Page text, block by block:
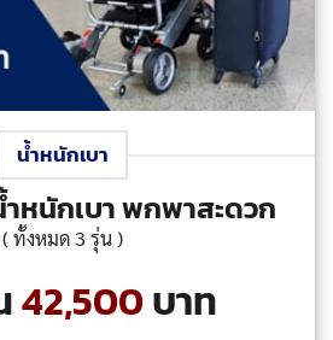
น้ำหนักเบา
หนักเบา พกพาสะดวก
( ทั้งหมด 3 รุ่น )
42,500บาท